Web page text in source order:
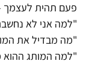
פעם תהית לעצמך
"למה אני לא
"מה מבדיל את
"למה המותג ההוא